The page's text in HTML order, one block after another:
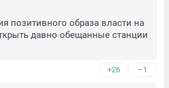
позитивного образа власти на
давно обещанные станции
+26 –1